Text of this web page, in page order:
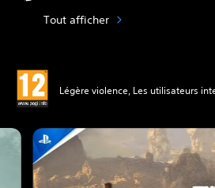
Tout afficher
Légère violence, Les utilisateurs